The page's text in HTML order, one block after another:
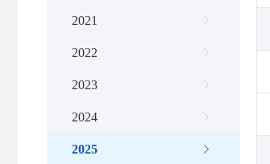

2021

2022

2023

2024

2025